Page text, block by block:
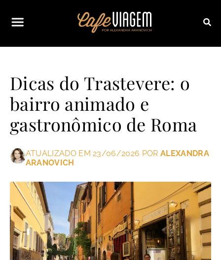
Dicas do Trastevere: o
bairro animado e
gastronômico de Roma
ATUALIZADO EM 23/06/2026 POR ALEXANDRA
ARANOVICH